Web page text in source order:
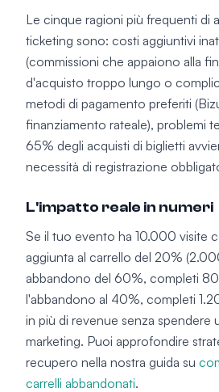
Le cinque ragioni più frequenti di
ticketing sono: costi aggiuntivi
(commissioni che appaiono alla
d'acquisto troppo lungo o
metodi di pagamento preferiti
finanziamento rateale), problemi
65% degli acquisti di biglietti
necessità di registrazione
L'impatto reale in numeri
Se il tuo evento ha 10.000 visite
aggiunta al carrello del 20%
abbandono del 60%, completi
l'abbandono al 40%, completi
in più di revenue senza spendere
marketing. Puoi approfondire
recupero nella nostra guida su
carrelli abbandonati.